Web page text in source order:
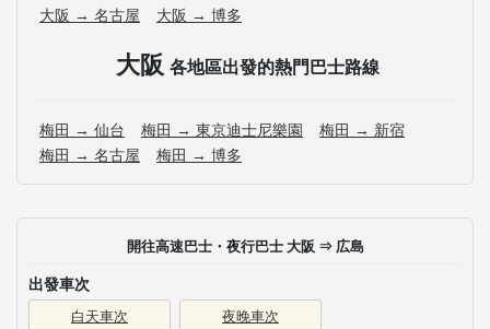
大阪 → 名古屋 大阪 → 博多
大阪 各地區出發的熱門巴士路線
梅田 → 仙台 梅田 → 東京迪士尼樂園
梅田 → 新宿
梅田 → 名古屋
梅田 → 博多
開往高速巴士・夜行巴士 大阪 ⇒ 広島
出發車次
白天車次 夜晚車次